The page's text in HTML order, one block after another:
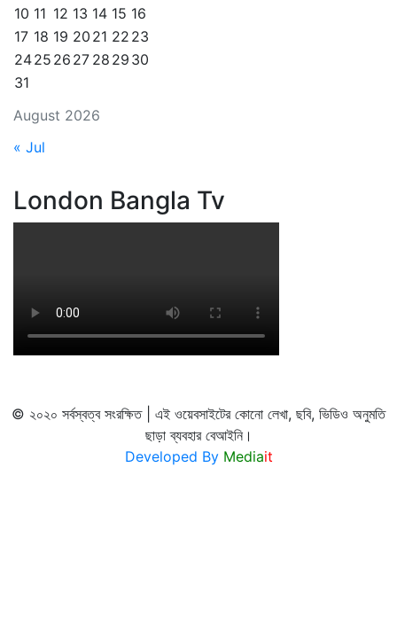
August 2026
10 11 12 13 14 15 16
17 18 19 20 21 22 23
2425 26 27 28 29 30
31
« Jul
London Bangla Tv
© ২০২০ সর্বস্বত্ব সংরক্ষিত | এই ওয়েবসাইটের কোনো লেখা, ছবি, ভিডিও অনুমতি
ছাড়া ব্যবহার বেআইনি।
Developed By Mediait